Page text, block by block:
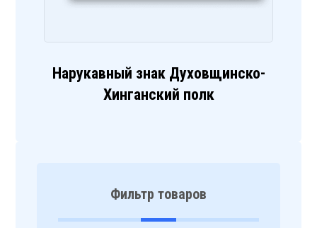
Нарукавный знак Духовщинско-
Хинганский полк
Фильтр товаров